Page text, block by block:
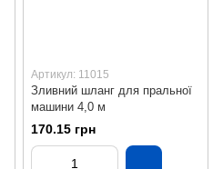
Артикул: 11015
Зливний шланг для пральної
машини 4,0 м
170.15 грн